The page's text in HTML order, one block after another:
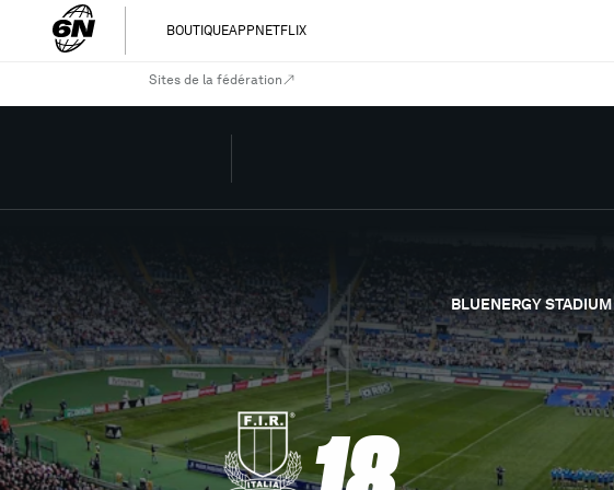
BOUTIQUEAPP NETFLIX
Sites de la fédération
BLUENERGY STADIUM